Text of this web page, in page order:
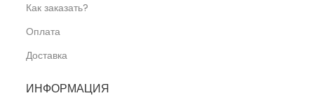
Как заказать?
Оплата
Доставка
ИНФОРМАЦИЯ